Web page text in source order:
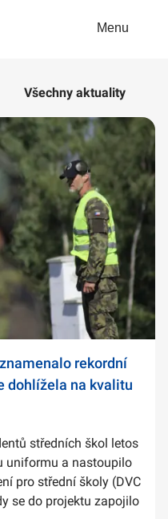
Menu
Všechny aktuality
rekordní
dohlížela na kvalitu
středních škol letos
uniformu a nastoupilo
pro střední školy (DVC
se do projektu zapojilo